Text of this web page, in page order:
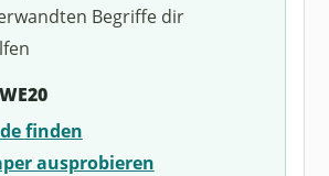
Begriffe dir
finden
ausprobieren